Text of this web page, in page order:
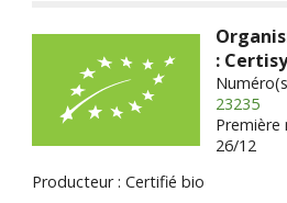
:
23235
26/12
Producteur : Certifié bio